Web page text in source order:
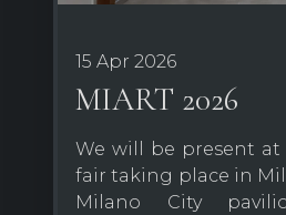
15 Apr 2026
MIART 2026
We will be present at
fair taking place in
Milano City